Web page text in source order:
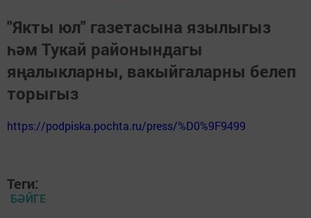
"Якты юл" газетасына язылыгыз
һәм Тукай районындагы
яңалыкларны, вакыйгаларны белеп
торыгыз
https://podpiska.pochta.ru/press/%D0%9F9499
Теги:
БӘЙГЕ